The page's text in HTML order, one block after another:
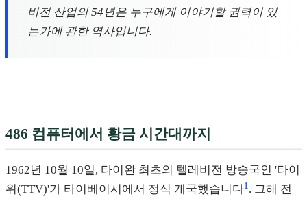
비전 산업의 54년은 누구에게 이야기할 권력이 있
는가에 관한 역사입니다.
486 컴퓨터에서 황금 시간대까지
1962년 10월 10일, 타이완 최초의 텔레비전 방송국인 '타이
위(TTV)'가 타이베이시에서 정식 개국했습니다1 . 그해 전